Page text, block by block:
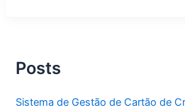
Posts
Sistema de Gestão de Cartão de